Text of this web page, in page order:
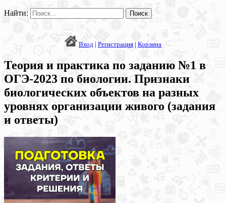
Найти:
Вход | Регистрация | Корзина
Теория и практика по заданию №1 в
ОГЭ-2023 по биологии. Признаки
биологических объектов на разных
уровнях организации живого (задания
и ответы)